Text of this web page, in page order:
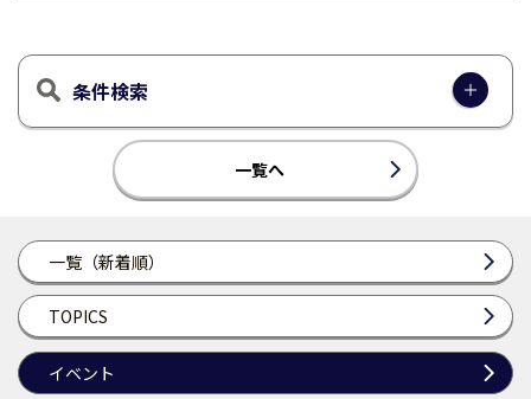
一覧（新着順）
TOPICS
イベント
一覧へ
条件検索